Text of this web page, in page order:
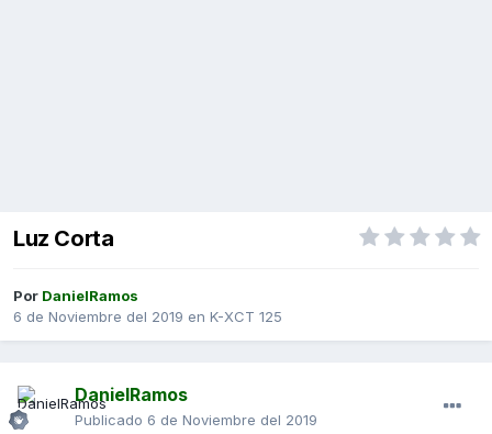
Luz Corta
Por DanielRamos
6 de Noviembre del 2019 en K-XCT 125
DanielRamos
Publicado 6 de Noviembre del 2019